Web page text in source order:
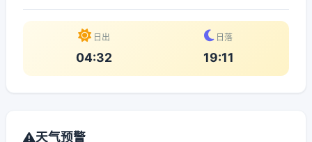
日出
04:32
日落
19:11
天气预警